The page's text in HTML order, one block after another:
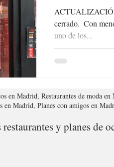
cerrado. ​ Con
uno de los...
en Madrid, Restaurantes de moda
en Madrid, Planes con amigos en
y planes de